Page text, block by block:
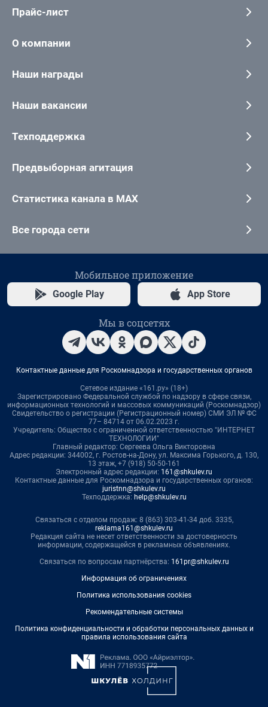
Прайс-лист
О компании
Наши награды
Наши вакансии
Техподдержка
Предвыборная агитация
Статистика канала в MAX
Все города сети
Мобильное приложение
Google Play App Store
Мы в соцсетях
Контактные данные для Роскомнадзора и государственных органов
Сетевое издание «161.ру» (18+)
Зарегистрировано Федеральной службой по надзору в сфере связи,
информационных технологий и массовых коммуникаций (Роскомнадзор)
Свидетельство о регистрации (Регистрационный номер) СМИ ЭЛ № ФС
77– 84714 от 06.02.2023 г.
Учредитель: Общество с ограниченной ответственностью "ИНТЕРНЕТ
ТЕХНОЛОГИИ"
Главный редактор: Сергеева Ольга Викторовна
Адрес редакции: 344002, г. Ростов-на-Дону, ул. Максима Горького, д. 130,
13 этаж, +7 (918) 50-50-161
Электронный адрес редакции: 161@shkulev.ru
Контактные данные для Роскомнадзора и государственных органов:
juristnn@shkulev.ru
Техподдержка: help@shkulev.ru
Связаться с отделом продаж: 8 (863) 303-41-34 доб. 3335,
reklama161@shkulev.ru
Редакция сайта не несет ответственности за достоверность
информации, содержащейся в рекламных объявлениях.
Связаться по вопросам партнёрства: 161pr@shkulev.ru
Информация об ограничениях
Политика использования cookies
Рекомендательные системы
Политика конфиденциальности и обработки персональных данных и
правила использования сайта